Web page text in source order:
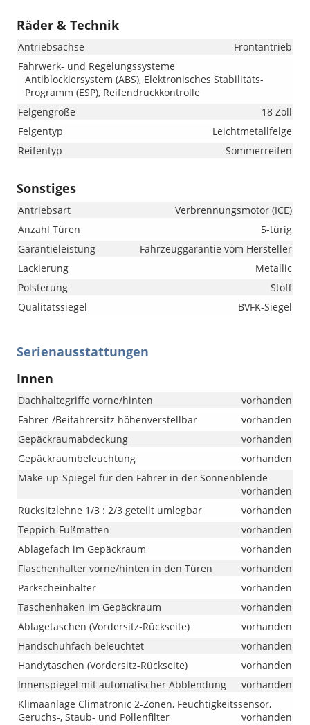
Räder & Technik
Antriebsachse
Frontantrieb
Fahrwerk- und Regelungssysteme
Antiblockiersystem (ABS), Elektronisches Stabilitäts-
Programm (ESP), Reifendruckkontrolle
Felgengröße
18 Zoll
Felgentyp
Leichtmetallfelge
Reifentyp
Sommerreifen
Sonstiges
Antriebsart
Verbrennungsmotor (ICE)
Anzahl Türen
5-türig
Garantieleistung
Fahrzeuggarantie vom Hersteller
Lackierung
Metallic
Polsterung
Stoff
Qualitätssiegel
BVFK-Siegel
Serienausstattungen
Innen
Dachhaltegriffe vorne/hinten
vorhanden
Fahrer-/Beifahrersitz höhenverstellbar
vorhanden
Gepäckraumabdeckung
vorhanden
Gepäckraumbeleuchtung
vorhanden
Make-up-Spiegel für den Fahrer in der Sonnenblende
vorhanden
Rücksitzlehne 1/3 : 2/3 geteilt umlegbar
vorhanden
Teppich-Fußmatten
vorhanden
Ablagefach im Gepäckraum
vorhanden
Flaschenhalter vorne/hinten in den Türen
vorhanden
Parkscheinhalter
vorhanden
Taschenhaken im Gepäckraum
vorhanden
Ablagetaschen (Vordersitz-Rückseite)
vorhanden
Handschuhfach beleuchtet
vorhanden
Handytaschen (Vordersitz-Rückseite)
vorhanden
Innenspiegel mit automatischer Abblendung
vorhanden
Klimaanlage Climatronic 2-Zonen, Feuchtigkeitssensor,
Geruchs-, Staub- und Pollenfilter
vorhanden